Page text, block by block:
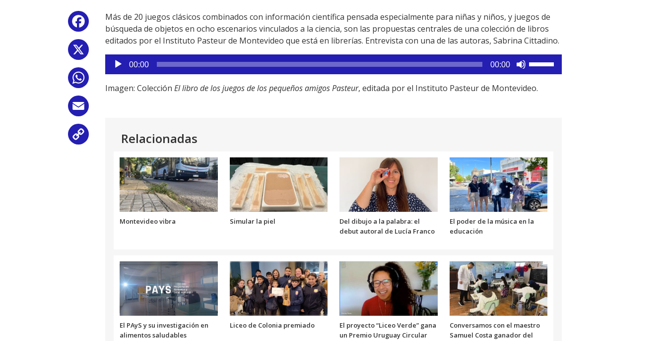
Facebook
Más de 20 juegos clásicos combinados con información científica pensada especialmente para niñas y niños, y juegos de
búsqueda de objetos en ocho escenarios vinculados a la ciencia, son las propuestas centrales de una colección de libros
editados por el Instituto Pasteur de Montevideo que está en librerías. Entrevista con una de las autoras, Sabrina Cittadino.
Reproductor
de
audio
00:00 00:00
disminuir
el
volumen.
Imagen: Colección El libro de los juegos de los pequeños amigos Pasteur, editada por el Instituto Pasteur de Montevideo.
Relacionadas
Montevideo vibra Simular la piel
Del dibujo a la palabra: el
debut autoral de Lucía Franco
El poder de la música en la
educación
El PAyS y su investigación en
alimentos saludables
Liceo de Colonia premiado
El proyecto “Liceo Verde” gana
un Premio Uruguay Circular
Conversamos con el maestro
Samuel Costa ganador del